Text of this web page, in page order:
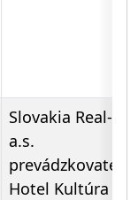
Slovakia Real-in,
a.s.
prevádzkovateľ
Hotel Kultúra